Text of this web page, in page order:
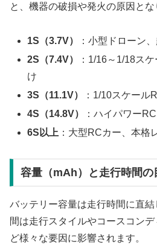
と、機器の破損や発火の原因とな
1S（3.7V）
：小型ドローン
2S（7.4V）
：1/16～1/18ス
け
3S（11.1V）
：1/10スケール
4S（14.8V）
：ハイパワー
6S以上 ：大型RCカー、本格
容量（mAh）と走行時間の
バッテリー容量は走行時間に直
間は走行スタイルやコースコン
ど様々な要因に影響されます。